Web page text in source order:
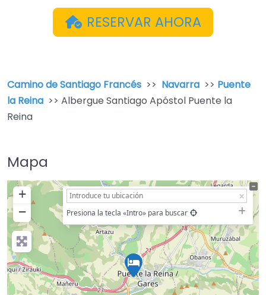
RESERVAR AHORA
Camino de Santiago Francés >> Navarra >> Puente
la Reina >> Albergue Santiago Apóstol Puente la
Reina
Mapa
+
−
Presiona la tecla «Intro» para buscar